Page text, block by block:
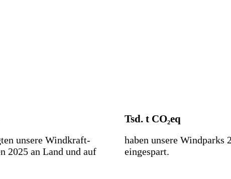
unsere Windkraft­
2025 an Land und auf
Tsd. t CO₂eq
haben unsere Windparks
eingespart.